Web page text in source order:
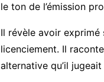
le ton de l’émission
Il révèle avoir
licenciement. Il
alternative qu’il